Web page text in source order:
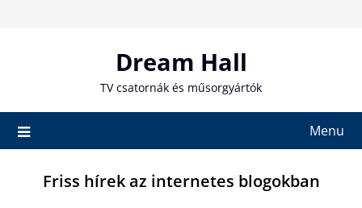
Dream Hall
TV csatornák és műsorgyártók
Menu
Friss hírek az internetes blogokban